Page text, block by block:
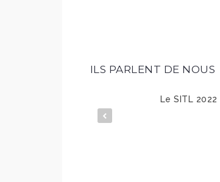
ILS PARLENT DE NOUS
Le SITL 2022